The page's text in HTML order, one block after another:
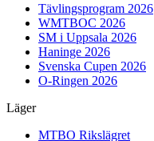
Tävlingsprogram 2026
WMTBOC 2026
SM i Uppsala 2026
Haninge 2026
Svenska Cupen 2026
O-Ringen 2026
Läger
MTBO Rikslägret